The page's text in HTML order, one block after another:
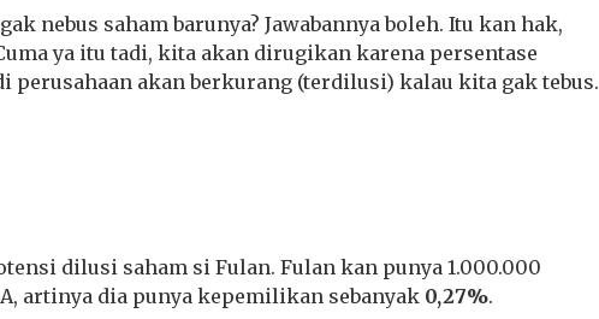
nebus saham barunya? Jawabannya boleh. Itu kan hak,
ya itu tadi, kita akan dirugikan karena persentase
akan berkurang (terdilusi) kalau kita gak tebus.
dilusi saham si Fulan. Fulan kan punya 1.000.000
artinya dia punya kepemilikan sebanyak 0,27%.